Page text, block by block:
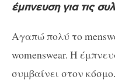
έμπνευση για τις
Αγαπώ πολύ το
womenswear. Η
συμβαίνει στον